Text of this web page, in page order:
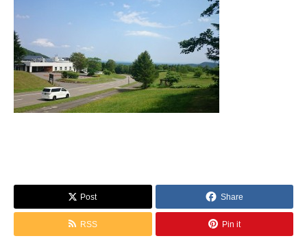
Post Share
RSS Pin it